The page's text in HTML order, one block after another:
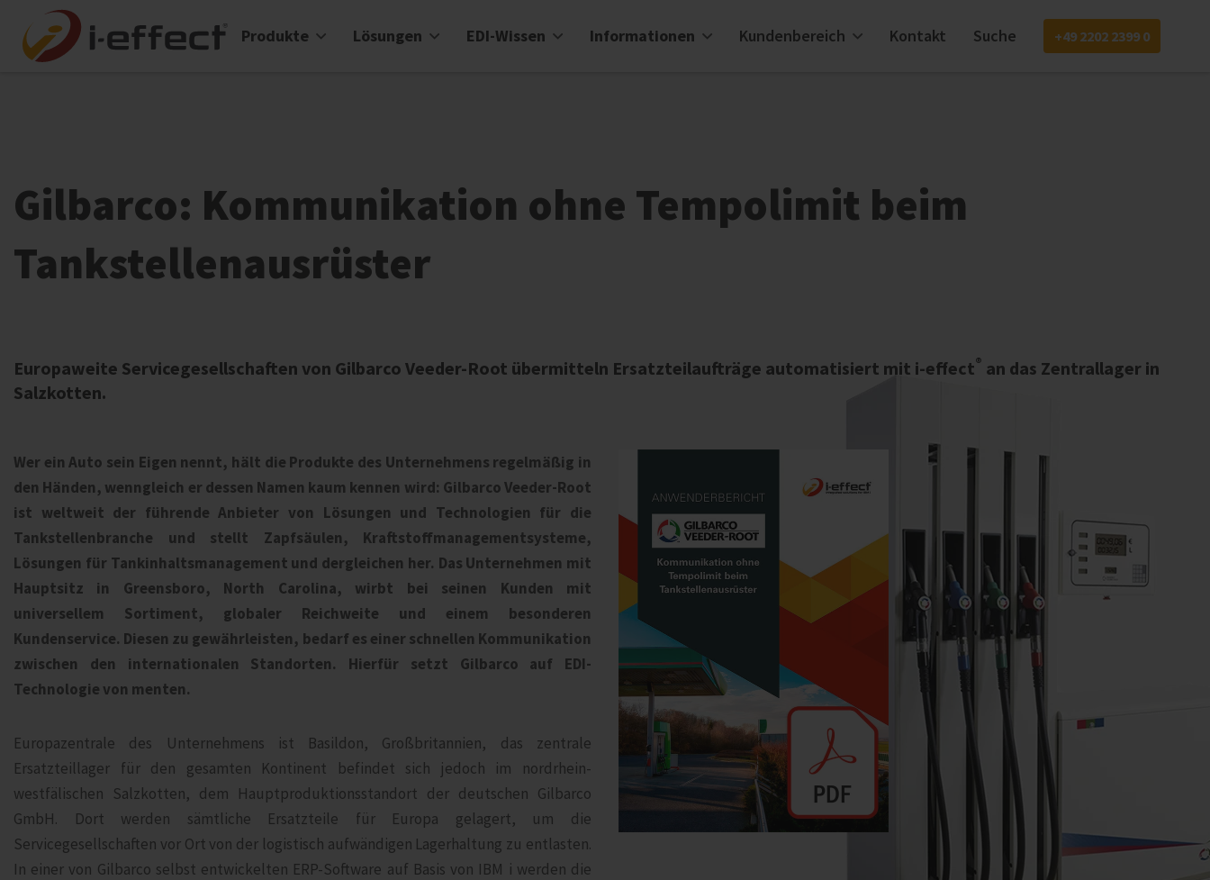
Produkte Lösungen EDI-Wissen Informationen Kundenbereich Kontakt Suche +49 2202 2399 0
Gilbarco: Kommunikation ohne Tempolimit beim
Tankstellenausrüster
Europaweite Servicegesellschaften von Gilbarco Veeder-Root übermitteln Ersatzteilaufträge automatisiert mit i‑effect® an das Zentrallager in
Salzkotten.
Wer ein Auto sein Eigen nennt, hält die Produkte des Unternehmens regelmäßig in
den Händen, wenngleich er dessen Namen kaum kennen wird: Gilbarco Veeder-Root
ist weltweit der führende Anbieter von Lösungen und Technologien für die
Tankstellenbranche und stellt Zapfsäulen, Kraftstoffmanagementsysteme,
Lösungen für Tankinhaltsmanagement und dergleichen her. Das Unternehmen mit
Hauptsitz in Greensboro, North Carolina, wirbt bei seinen Kunden mit
universellem Sortiment, globaler Reichweite und einem besonderen
Kundenservice. Diesen zu gewährleisten, bedarf es einer schnellen Kommunikation
zwischen den internationalen Standorten. Hierfür setzt Gilbarco auf EDI-
Technologie von menten.
Europazentrale des Unternehmens ist Basildon, Großbritannien, das zentrale
Ersatzteillager für den gesamten Kontinent befindet sich jedoch im nordrhein-
westfälischen Salzkotten, dem Hauptproduktionsstandort der deutschen Gilbarco
GmbH. Dort werden sämtliche Ersatzteile für Europa gelagert, um die
Servicegesellschaften vor Ort von der logistisch aufwändigen Lagerhaltung zu entlasten.
In einer von Gilbarco selbst entwickelten ERP-Software auf Basis von IBM i werden die